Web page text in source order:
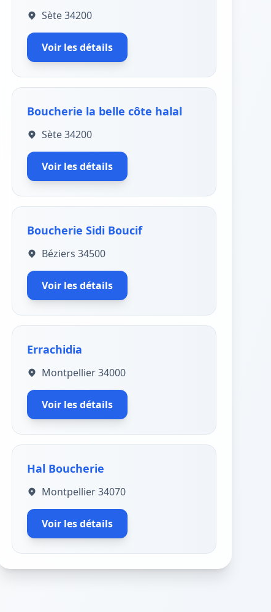
Sète 34200
Voir les détails
Boucherie la belle côte halal
Sète 34200
Voir les détails
Boucherie Sidi Boucif
Béziers 34500
Voir les détails
Errachidia
Montpellier 34000
Voir les détails
Hal Boucherie
Montpellier 34070
Voir les détails